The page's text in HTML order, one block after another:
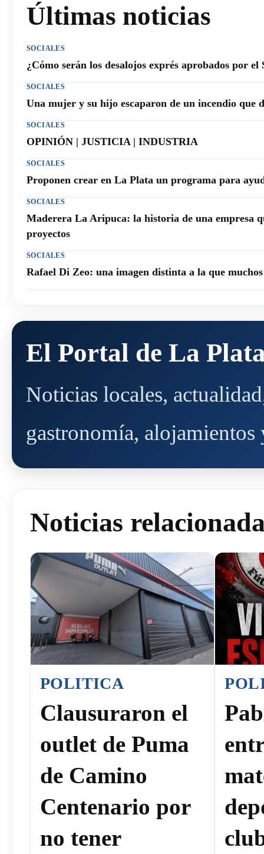
Últimas noticias
SOCIALES
¿Cómo serán los desalojos exprés aprobados por el
SOCIALES
Una mujer y su hijo escaparon de un incendio que
SOCIALES
OPINIÓN | JUSTICIA | INDUSTRIA
SOCIALES
Proponen crear en La Plata un programa para
SOCIALES
Maderera La Aripuca: la historia de una empresa
proyectos
SOCIALES
Rafael Di Zeo: una imagen distinta a la que
El Portal de La
Noticias locales,
gastronomía,
Noticias
POLITICA
Clausuraron el
outlet de Puma
de Camino
Centenario por
no tener